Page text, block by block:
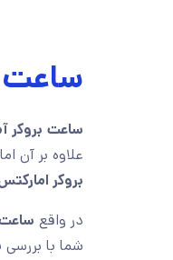
ساعت
ساعت بروکر
علاوه بر آن
بروکر
در واقع ساعت
شما با بررسی